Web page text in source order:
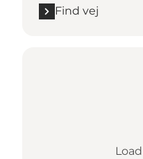
Find vej